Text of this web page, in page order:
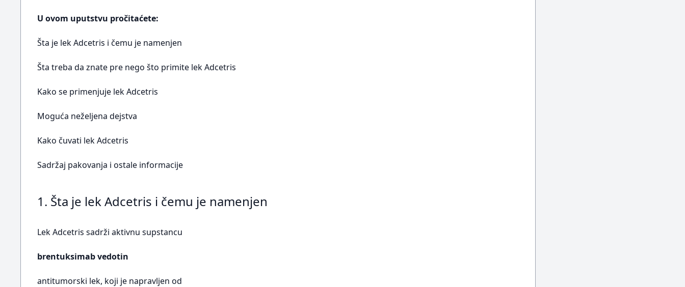
U ovom uputstvu pročitaćete:
Šta je lek Adcetris i čemu je namenjen
Šta treba da znate pre nego što primite lek Adcetris
Kako se primenjuje lek Adcetris
Moguća neželjena dejstva
Kako čuvati lek Adcetris
Sadržaj pakovanja i ostale informacije
1. Šta je lek Adcetris i čemu je namenjen
Lek Adcetris sadrži aktivnu supstancu
brentuksimab vedotin
antitumorski lek, koji je napravljen od